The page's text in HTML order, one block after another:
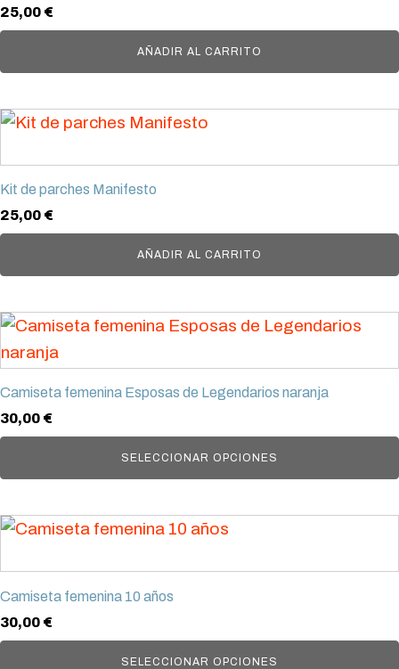
la
página
25,00 €
AÑADIR AL CARRITO
Kit de parches Manifesto
25,00 €
AÑADIR AL CARRITO
Camiseta femenina Esposas de Legendarios naranja
30,00 €
SELECCIONAR OPCIONES
Este
producto
variantes.
opciones
se
pueden
en
la
página
Camiseta femenina 10 años
30,00 €
SELECCIONAR OPCIONES
Este
múltiples
variantes.